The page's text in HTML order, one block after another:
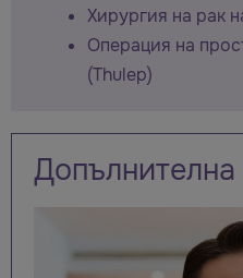
Хирургия на рак
Операция на
(Thulep)